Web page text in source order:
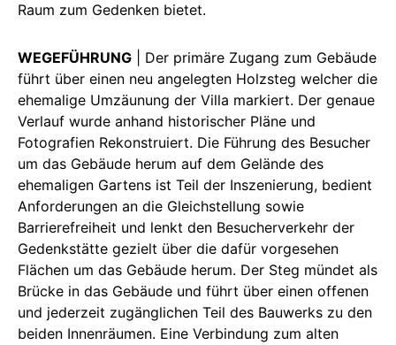
Raum zum Gedenken bietet.
WEGEFÜHRUNG | Der primäre Zugang zum Gebäude
führt über einen neu angelegten Holzsteg welcher die
ehemalige Umzäunung der Villa markiert. Der genaue
Verlauf wurde anhand historischer Pläne und
Fotografien Rekonstruiert. Die Führung des Besucher
um das Gebäude herum auf dem Gelände des
ehemaligen Gartens ist Teil der Inszenierung, bedient
Anforderungen an die Gleichstellung sowie
Barrierefreiheit und lenkt den Besucherverkehr der
Gedenkstätte gezielt über die dafür vorgesehen
Flächen um das Gebäude herum. Der Steg mündet als
Brücke in das Gebäude und führt über einen offenen
und jederzeit zugänglichen Teil des Bauwerks zu den
beiden Innenräumen. Eine Verbindung zum alten